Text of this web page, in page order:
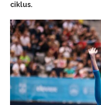
ciklus.